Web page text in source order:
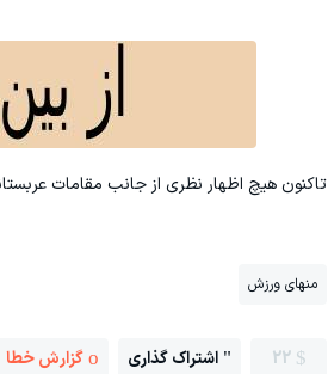
تاکنون هیچ اظهار نظری از جانب مقامات
منهای ورزش
22 اشتراک گذاری گزارش خطا